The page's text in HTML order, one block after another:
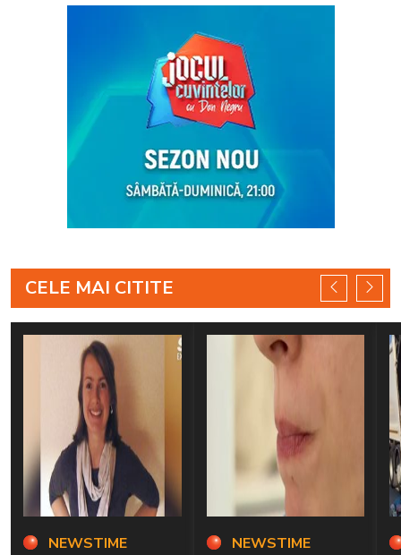
CELE MAI CITITE
NEWSTIME
NEWSTIME